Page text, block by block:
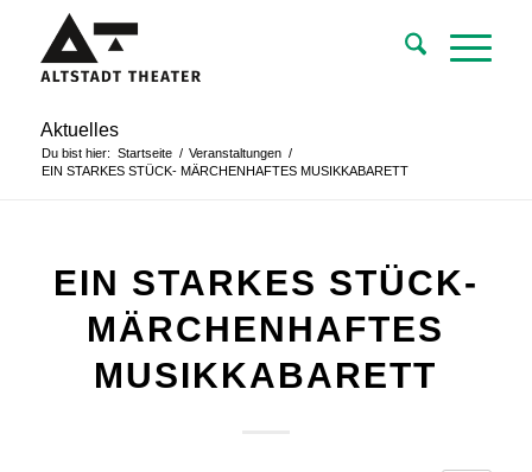
Aktuelles
Du bist hier: Startseite / Veranstaltungen /
EIN STARKES STÜCK- MÄRCHENHAFTES MUSIKKABARETT
EIN STARKES STÜCK-
MÄRCHENHAFTES
MUSIKKABARETT